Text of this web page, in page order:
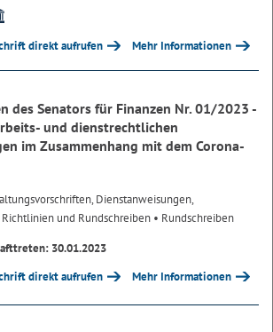
direkt aufrufen Mehr Informationen
des Senators für Finanzen Nr. 01/2023 -
und dienstrechtlichen
im Zusammenhang mit dem Corona-
Dienstanweisungen,
und Rundschreiben • Rundschreiben
30.01.2023
direkt aufrufen Mehr Informationen